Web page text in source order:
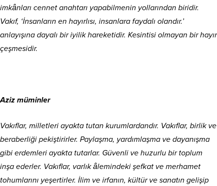
imkânları cennet anahtarı yapabilmenin yollarından biridir.
Vakıf, ‘İnsanların en hayırlısı, insanlara faydalı olandır.’
anlayışına dayalı bir iyilik hareketidir. Kesintisi olmayan bir hayır
çeşmesidir.
Aziz müminler
Vakıflar, milletleri ayakta tutan kurumlardandır. Vakıflar, birlik ve
beraberliği pekiştirirler. Paylaşma, yardımlaşma ve dayanışma
gibi erdemleri ayakta tutarlar. Güvenli ve huzurlu bir toplum
inşa ederler. Vakıflar, varlık âlemindeki şefkat ve merhamet
tohumlarını yeşertirler. İlim ve irfanın, kültür ve sanatın gelişip